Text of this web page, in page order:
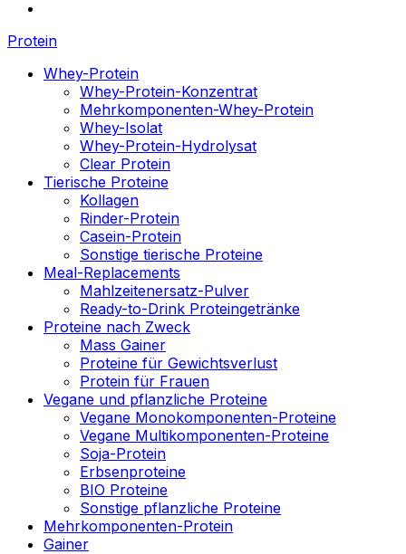
Protein
Whey-Protein
Whey-Protein-Konzentrat
Mehrkomponenten-Whey-Protein
Whey-Isolat
Whey-Protein-Hydrolysat
Clear Protein
Tierische Proteine
Kollagen
Rinder-Protein
Casein-Protein
Sonstige tierische Proteine
Meal-Replacements
Mahlzeitenersatz-Pulver
Ready-to-Drink Proteingetränke
Proteine nach Zweck
Mass Gainer
Proteine für Gewichtsverlust
Protein für Frauen
Vegane und pflanzliche Proteine
Vegane Monokomponenten-Proteine
Vegane Multikomponenten-Proteine
Soja-Protein
Erbsenproteine
BIO Proteine
Sonstige pflanzliche Proteine
Mehrkomponenten-Protein
Gainer